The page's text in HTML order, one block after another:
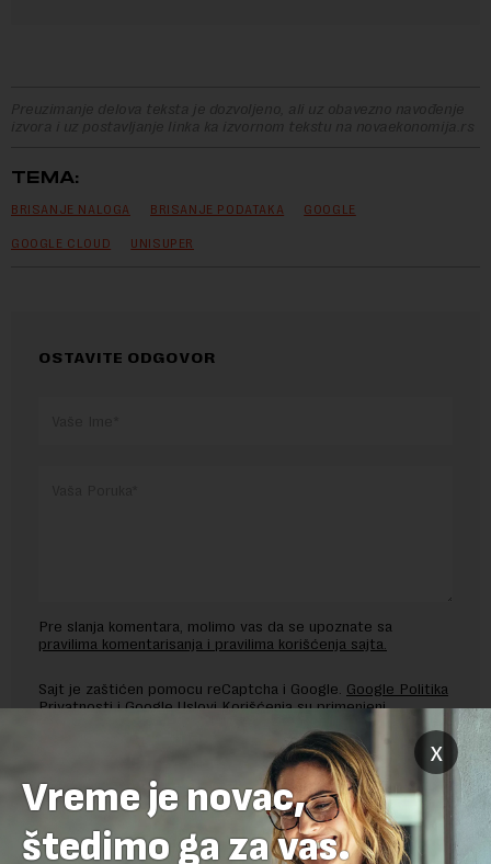
Preuzimanje delova teksta je dozvoljeno, ali uz obavezno navođenje
izvora i uz postavljanje linka ka izvornom tekstu na novaekonomija.rs
TEMA:
BRISANJE NALOGA BRISANJE PODATAKA GOOGLE
GOOGLE CLOUD UNISUPER
OSTAVITE ODGOVOR
Pre slanja komentara, molimo vas da se upoznate sa
pravilima komentarisanja i pravilima korišćenja sajta.
Sajt je zaštićen pomocu reCaptcha i Google. Google Politika
PrivatnostiiGoogle Uslovi Korišćenjasu primenjeni.
x
Vreme je novac,
štedimo ga za vas.